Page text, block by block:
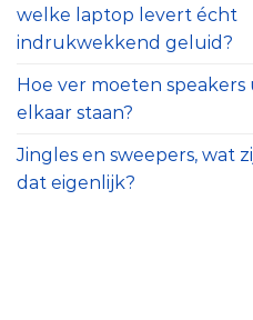
welke laptop levert écht
indrukwekkend geluid?
Hoe ver moeten speakers
elkaar staan?
Jingles en sweepers, wat
dat eigenlijk?